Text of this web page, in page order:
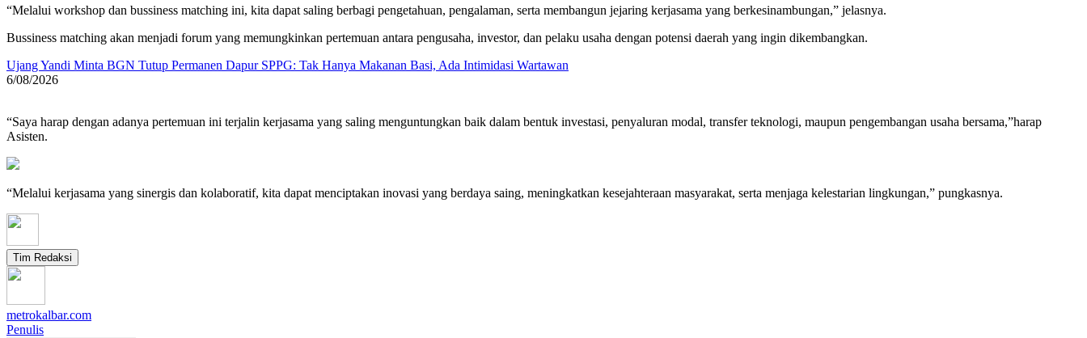
“Melalui workshop dan bussiness matching ini, kita dapat saling berbagi pengetahuan, pengalaman, serta membangun jejaring kerjasama yang berkesinambungan,” jelasnya.
Bussiness matching akan menjadi forum yang memungkinkan pertemuan antara pengusaha, investor, dan pelaku usaha dengan potensi daerah yang ingin dikembangkan.
Ujang Yandi Minta BGN Tutup Permanen Dapur SPPG: Tak Hanya Makanan Basi, Ada Intimidasi Wartawan
6/08/2026
“Saya harap dengan adanya pertemuan ini terjalin kerjasama yang saling menguntungkan baik dalam bentuk investasi, penyaluran modal, transfer teknologi, maupun pengembangan usaha bersama,”harap
Asisten.
“Melalui kerjasama yang sinergis dan kolaboratif, kita dapat menciptakan inovasi yang berdaya saing, meningkatkan kesejahteraan masyarakat, serta menjaga kelestarian lingkungan,” pungkasnya.
Tim Redaksi
metrokalbar.com
Penulis